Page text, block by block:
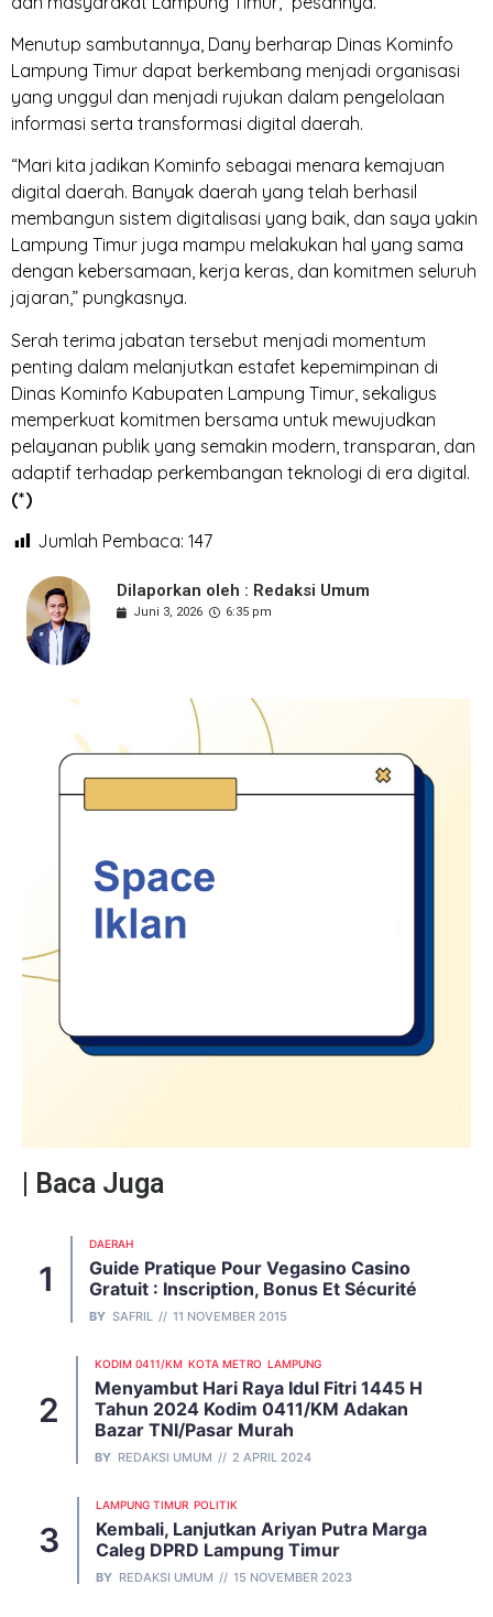
Menutup sambutannya, Dany berharap Dinas Kominfo
Lampung Timur dapat berkembang menjadi organisasi
yang unggul dan menjadi rujukan dalam pengelolaan
informasi serta transformasi digital daerah.
“Mari kita jadikan Kominfo sebagai menara kemajuan
digital daerah. Banyak daerah yang telah berhasil
membangun sistem digitalisasi yang baik, dan saya yakin
Lampung Timur juga mampu melakukan hal yang sama
dengan kebersamaan, kerja keras, dan komitmen seluruh
jajaran,” pungkasnya.
Serah terima jabatan tersebut menjadi momentum
penting dalam melanjutkan estafet kepemimpinan di
Dinas Kominfo Kabupaten Lampung Timur, sekaligus
memperkuat komitmen bersama untuk mewujudkan
pelayanan publik yang semakin modern, transparan, dan
adaptif terhadap perkembangan teknologi di era digital.
(*)
Jumlah Pembaca: 147
Dilaporkan oleh : Redaksi Umum
Juni 3, 2026 6:35 pm
| Baca Juga
DAERAH
Guide Pratique Pour Vegasino Casino
Gratuit : Inscription, Bonus Et Sécurité
BY SAFRIL 11 NOVEMBER 2015
KODIM 0411/KM KOTA METRO LAMPUNG
Menyambut Hari Raya Idul Fitri 1445 H
Tahun 2024 Kodim 0411/KM Adakan
Bazar TNI/Pasar Murah
BY REDAKSI UMUM 2 APRIL 2024
LAMPUNG TIMUR POLITIK
Kembali, Lanjutkan Ariyan Putra Marga
Caleg DPRD Lampung Timur
BY REDAKSI UMUM 15 NOVEMBER 2023